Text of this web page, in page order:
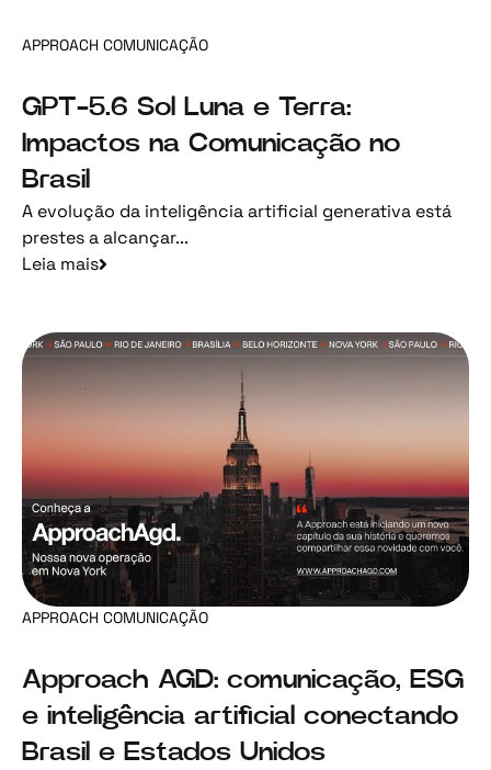
APPROACH COMUNICAÇÃO
GPT-5.6 Sol Luna e Terra:
Impactos na Comunicação no
Brasil
A evolução da inteligência artificial generativa está
prestes a alcançar...
Leia mais
APPROACH COMUNICAÇÃO
Approach AGD: comunicação, ESG
e inteligência artificial conectando
Brasil e Estados Unidos